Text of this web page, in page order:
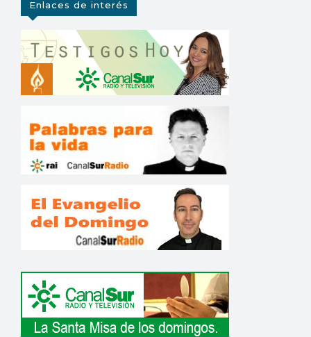
Enlaces de interés